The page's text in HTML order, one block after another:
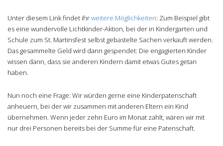
Unter diesem Link findet ihrweitere Möglichkeiten: Zum Beispiel gibt
es eine wundervolle Lichtkinder-Aktion, bei der in Kindergarten und
Schule zum St. Martinsfest selbst gebastelte Sachen verkauft werden.
Das gesammelte Geld wird dann gespendet: Die engagierten Kinder
wissen dann, dass sie anderen Kindern damit etwas Gutes getan
haben.
Nun noch eine Frage: Wir würden gerne eine Kinderpatenschaft
anheuern, bei der wir zusammen mit anderen Eltern ein Kind
übernehmen. Wenn jeder zehn Euro im Monat zahlt, wären wir mit
nur drei Personen bereits bei der Summe für eine Patenschaft.